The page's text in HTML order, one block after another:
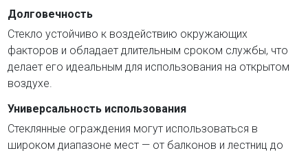
Долговечность
Стекло устойчиво к воздействию окружающих
факторов и обладает длительным сроком службы, что
делает его идеальным для использования на открытом
воздухе.
Универсальность использования
Стеклянные ограждения могут использоваться в
широком диапазоне мест — от балконов и лестниц до